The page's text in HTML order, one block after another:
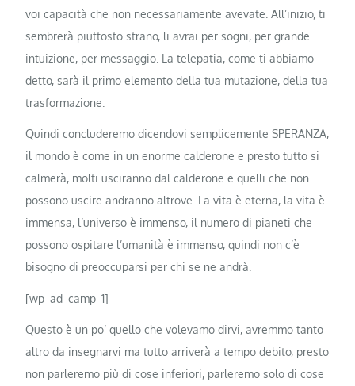
voi capacità che non necessariamente avevate. All’inizio, ti
sembrerà piuttosto strano, li avrai per sogni, per grande
intuizione, per messaggio. La telepatia, come ti abbiamo
detto, sarà il primo elemento della tua mutazione, della tua
trasformazione.
Quindi concluderemo dicendovi semplicemente SPERANZA,
il mondo è come in un enorme calderone e presto tutto si
calmerà, molti usciranno dal calderone e quelli che non
possono uscire andranno altrove. La vita è eterna, la vita è
immensa, l’universo è immenso, il numero di pianeti che
possono ospitare l’umanità è immenso, quindi non c’è
bisogno di preoccuparsi per chi se ne andrà.
[wp_ad_camp_1]
Questo è un po’ quello che volevamo dirvi, avremmo tanto
altro da insegnarvi ma tutto arriverà a tempo debito, presto
non parleremo più di cose inferiori, parleremo solo di cose